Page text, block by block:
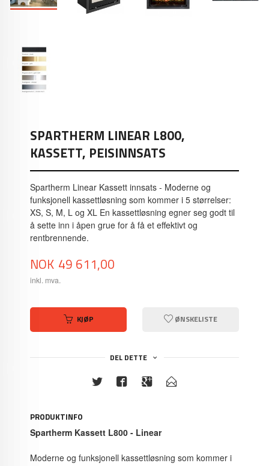
SPARTHERM LINEAR L800,
KASSETT, PEISINNSATS
Spartherm Linear Kassett innsats - Moderne og
funksjonell kassettløsning som kommer i 5 størrelser:
XS, S, M, L og XL En kassettløsning egner seg godt til
å sette inn i åpen grue for å få et effektivt og
rentbrennende.
Pris
NOK 49 611,00
inkl. mva.
KJØP ØNSKELISTE
DEL DETTE
PRODUKTINFO
Spartherm Kassett L800 - Linear
Moderne og funksjonell kassettløsning som kommer i